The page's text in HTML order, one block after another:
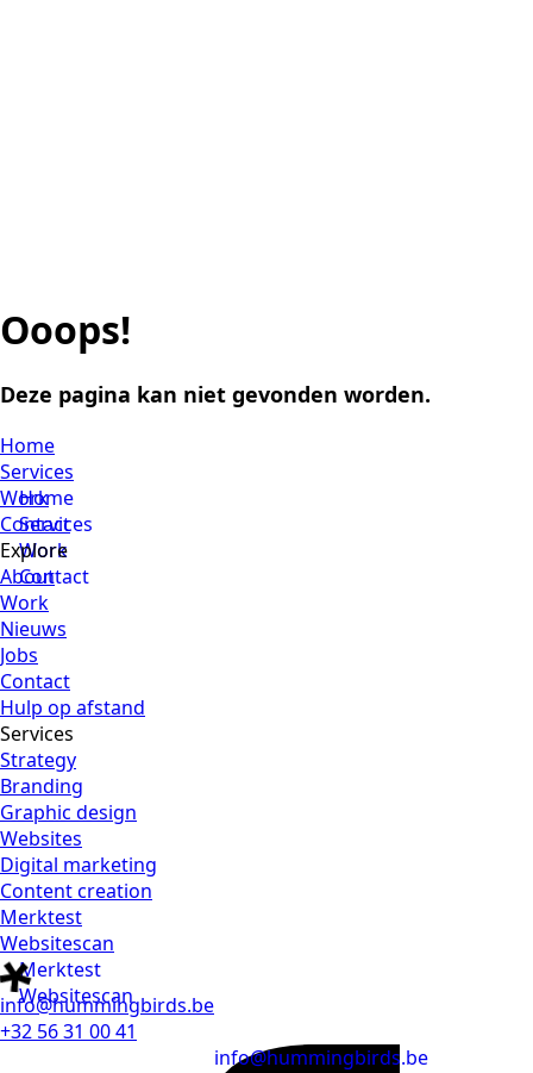
Ooops!
Deze pagina kan niet gevonden worden.
Home
Home
Services
Services
Work
Work
Contact
Contact
Explore
About
Work
Nieuws
Jobs
Contact
Hulp op afstand
Services
Strategy
Branding
Graphic design
Websites
Digital marketing
Content creation
Merktest
Merktest
Websitescan
Websitescan
info@hummingbirds.be
info@hummingbirds.be
+32 56 31 00 41